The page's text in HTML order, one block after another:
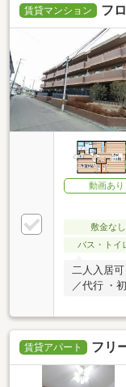
賃貸マンション フ
動画あり
敷金なし
バス・トイ
二人入居
／代行 ・
賃貸アパート フリ